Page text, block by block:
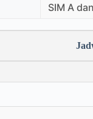
SIM A